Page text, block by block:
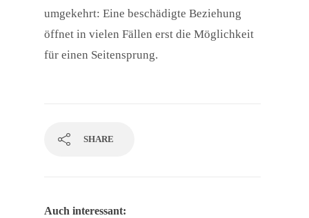
umgekehrt: Eine beschädigte Beziehung
öffnet in vielen Fällen erst die Möglichkeit
für einen Seitensprung.
SHARE
Auch interessant: